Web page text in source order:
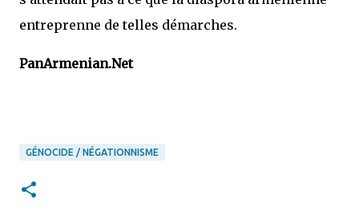
entreprenne de telles démarches.
PanArmenian.Net
GÉNOCIDE / NÉGATIONNISME